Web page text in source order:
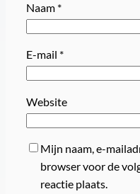
Naam *
E-mail *
Website
Mijn naam, e-
browser voor de
reactie plaats.